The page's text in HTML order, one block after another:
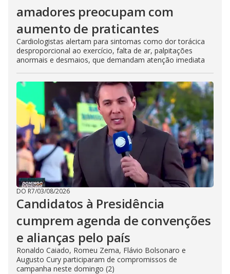
amadores preocupam com
aumento de praticantes
Cardiologistas alertam para sintomas como dor torácica
desproporcional ao exercício, falta de ar, palpitações
anormais e desmaios, que demandam atenção imediata
DO R7/03/08/2026
Candidatos à Presidência
cumprem agenda de convenções
e alianças pelo país
Ronaldo Caiado, Romeu Zema, Flávio Bolsonaro e
Augusto Cury participaram de compromissos de
campanha neste domingo (2)